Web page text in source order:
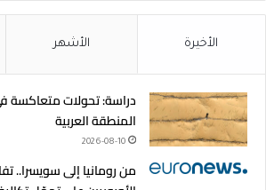
الأخيرة الأشهر
دراسة: تحولات متعاكسة
المنطقة العربية
2026-08-10
من رومانيا إلى سويسرا..